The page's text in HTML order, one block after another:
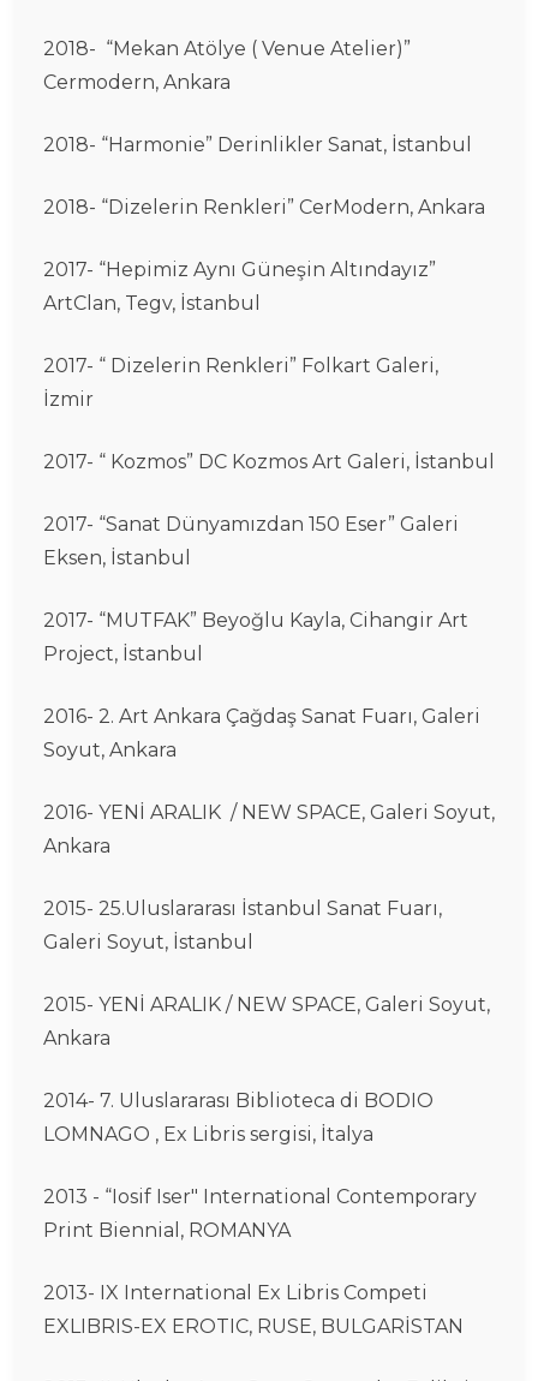
2018- “Mekan Atölye ( Venue Atelier)”
Cermodern, Ankara
2018- “Harmonie” Derinlikler Sanat, İstanbul
2018- “Dizelerin Renkleri” CerModern, Ankara
2017- “Hepimiz Aynı Güneşin Altındayız”
ArtClan, Tegv, İstanbul
2017- “ Dizelerin Renkleri” Folkart Galeri,
İzmir
2017- “ Kozmos” DC Kozmos Art Galeri, İstanbul
2017- “Sanat Dünyamızdan 150 Eser” Galeri
Eksen, İstanbul
2017- “MUTFAK” Beyoğlu Kayla, Cihangir Art
Project, İstanbul
2016- 2. Art Ankara Çağdaş Sanat Fuarı, Galeri
Soyut, Ankara
2016- YENİ ARALIK / NEW SPACE, Galeri Soyut,
Ankara
2015- 25.Uluslararası İstanbul Sanat Fuarı,
Galeri Soyut, İstanbul
2015- YENİ ARALIK / NEW SPACE, Galeri Soyut,
Ankara
2014- 7. Uluslararası Biblioteca di BODIO
LOMNAGO , Ex Libris sergisi, İtalya
2013 - “Iosif Iser" International Contemporary
Print Biennial, ROMANYA
2013- IX International Ex Libris Competi
EXLIBRIS-EX EROTIC, RUSE, BULGARİSTAN